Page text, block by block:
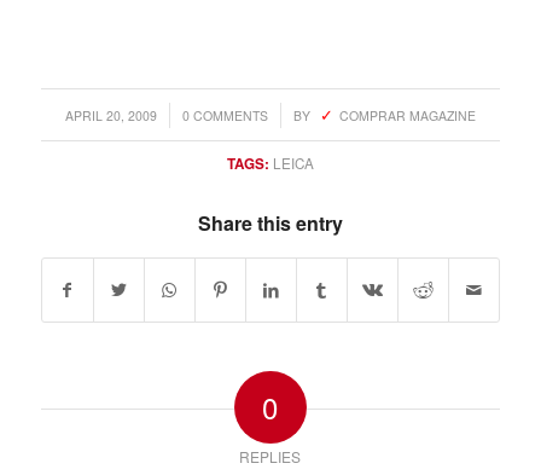
APRIL 20, 2009
/ 0 COMMENTS
/ BY COMPRAR MAGAZINE
TAGS: LEICA
Share this entry
0
REPLIES